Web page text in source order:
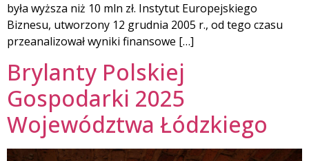
była wyższa niż 10 mln zł. Instytut Europejskiego
Biznesu, utworzony 12 grudnia 2005 r., od tego czasu
przeanalizował wyniki finansowe […]
Brylanty Polskiej
Gospodarki 2025
Województwa Łódzkiego